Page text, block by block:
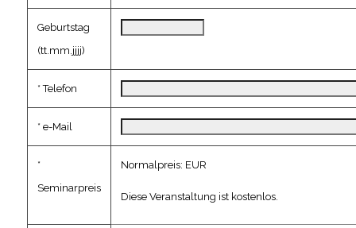
Geburtstag
(tt.mm.jjjj)
* Telefon
* e-Mail
*
Seminarpreis
Normalpreis: EUR
Diese Veranstaltung ist kostenlos.